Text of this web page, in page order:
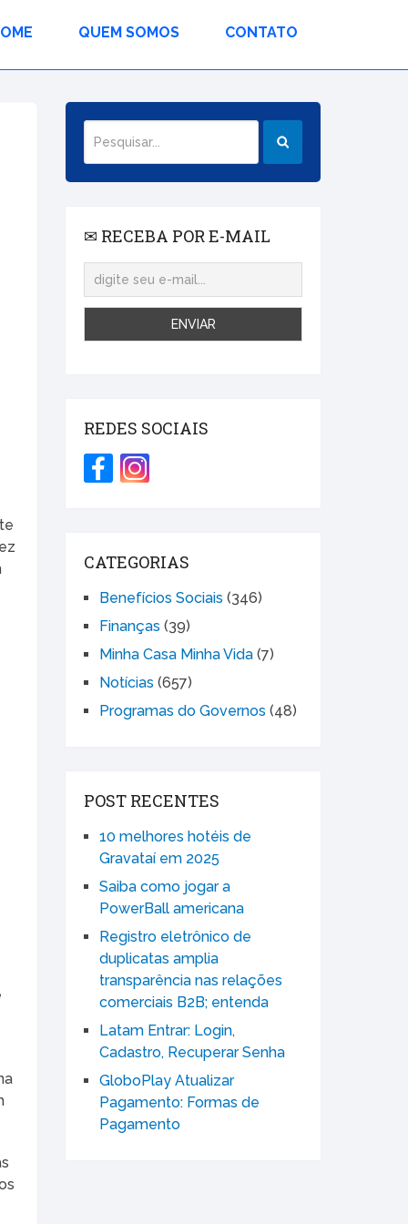
QUEM SOMOS CONTATO
✉ RECEBA POR E-MAIL
REDES SOCIAIS
CATEGORIAS
Benefícios Sociais (346)
Finanças (39)
Minha Casa Minha Vida (7)
Notícias (657)
Programas do Governos (48)
POST RECENTES
10 melhores hotéis de
Gravataí em 2025
Saiba como jogar a
PowerBall americana
Registro eletrônico de
duplicatas amplia
transparência nas relações
comerciais B2B; entenda
Latam Entrar: Login,
Cadastro, Recuperar Senha
GloboPlay Atualizar
Pagamento: Formas de
Pagamento